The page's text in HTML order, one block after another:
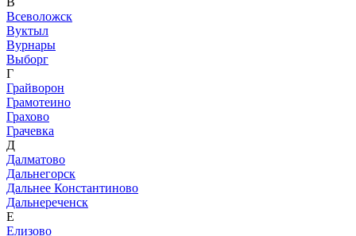
Всеволожск
Вуктыл
Вурнары
Выборг
Г
Грайворон
Грамотеино
Грахово
Грачевка
Д
Далматово
Дальнегорск
Дальнее Константиново
Дальнереченск
Е
Елизово